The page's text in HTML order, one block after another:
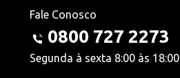
Fale Conosco
0800 727 2273
Segunda à sexta 8:00 às 18:00